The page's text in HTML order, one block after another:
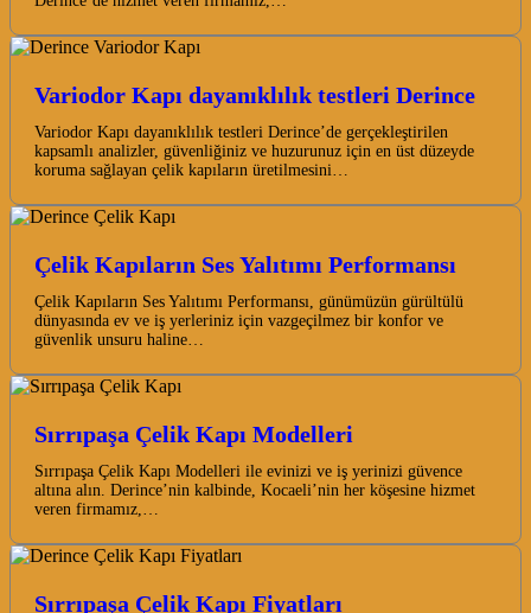
Variodor Kapı dayanıklılık testleri Derince
Variodor Kapı dayanıklılık testleri Derince’de gerçekleştirilen
kapsamlı analizler, güvenliğiniz ve huzurunuz için en üst düzeyde
koruma sağlayan çelik kapıların üretilmesini…
Çelik Kapıların Ses Yalıtımı Performansı
Çelik Kapıların Ses Yalıtımı Performansı, günümüzün gürültülü
dünyasında ev ve iş yerleriniz için vazgeçilmez bir konfor ve
güvenlik unsuru haline…
Sırrıpaşa Çelik Kapı Modelleri
Sırrıpaşa Çelik Kapı Modelleri ile evinizi ve iş yerinizi güvence
altına alın. Derince’nin kalbinde, Kocaeli’nin her köşesine hizmet
veren firmamız,…
Sırrıpaşa Çelik Kapı Fiyatları